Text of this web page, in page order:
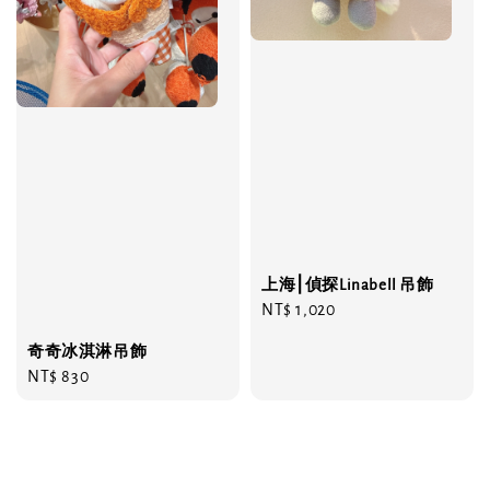
奇奇冰淇淋吊飾
Regular
NT$ 830
上海⎮偵探Linabell 吊飾
Regular
NT$ 1,020